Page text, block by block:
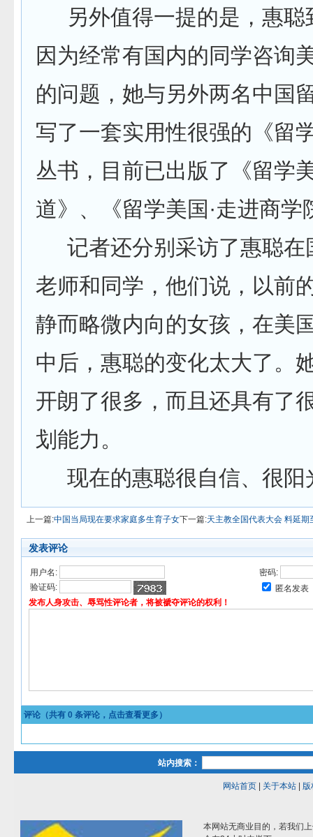
另外值得一提的是，惠聪
因为经常有国内的同学咨询
的问题，她与另外两名中国
写了一套实用性很强的《留
丛书，目前已出版了《留学
道》、《留学美国·走进商学
记者还分别采访了惠聪在
老师和同学，他们说，以前
静而略微内向的女孩，在美
中后，惠聪的变化太大了。
开朗了很多，而且还具有了
划能力。
现在的惠聪很自信、很阳
上一篇:中国当局现在要求家庭多生育子女下一篇:天主教全国代表大会 料延期
发表评论
用户名:
密码:
验证码:
匿名发表
发布人身攻击、辱骂性评论者，将被褫夺评论的权利！
评论（共有 0 条评论，点击查看更多）
站内搜索：
网站首页| 关于本站| 版
本网站无商业目的，若我们